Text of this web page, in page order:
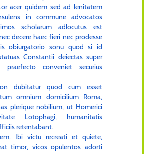
acer quidem sed ad lenitatem
in commune advocatos
scholarum adlocutus est
decere haec fieri nec prodesse
obiurgatorio sonu quod si id
Constantii deiectas super
praefecto conveniet securius
dubitatur quod cum esset
omnium domicilium Roma,
plerique nobilium, ut Homerici
Lotophagi, humanitatis
retentabant.
Ibi victu recreati et quiete,
timor, vicos opulentos adorti